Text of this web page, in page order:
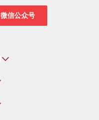
微信公众号